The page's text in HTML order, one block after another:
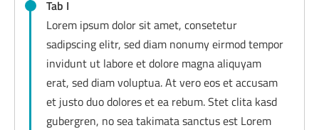
Tab I
Lorem ipsum dolor sit amet, consetetur
sadipscing elitr, sed diam nonumy eirmod tempor
invidunt ut labore et dolore magna aliquyam
erat, sed diam voluptua. At vero eos et accusam
et justo duo dolores et ea rebum. Stet clita kasd
gubergren, no sea takimata sanctus est Lorem